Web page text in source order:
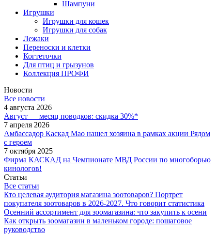
Шампуни
Игрушки
Игрушки для кошек
Игрушки для собак
Лежаки
Переноски и клетки
Когтеточки
Для птиц и грызунов
Коллекция ПРОФИ
Новости
Все новости
4 августа 2026
Август — месяц поводков: скидка 30%*
7 апреля 2026
Амбассадор Каскад Мао нашел хозяина в рамках акции Рядом
с героем
7 октября 2025
Фирма КАСКАД на Чемпионате МВД России по многоборью
кинологов!
Статьи
Все статьи
Кто целевая аудитория магазина зоотоваров? Портрет
покупателя зоотоваров в 2026-2027. Что говорит статистика
Осенний ассортимент для зоомагазина: что закупить к осени
Как открыть зоомагазин в маленьком городе: пошаговое
руководство